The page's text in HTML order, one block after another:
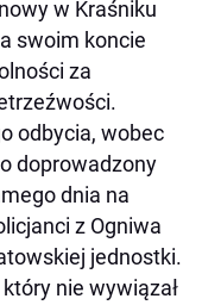
w Kraśniku
swoim koncie
za
odbycia, wobec
doprowadzony
dnia na
z Ogniwa
jednostki.
nie wywiązał